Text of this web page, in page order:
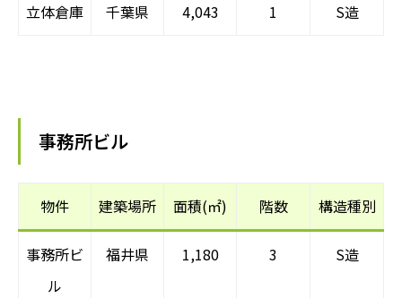
立体倉庫 千葉県 4,043 1 S造
事務所ビル
物件 建築場所 面積(㎡) 階数 構造種別
事務所ビ
ル
福井県 1,180 3 S造